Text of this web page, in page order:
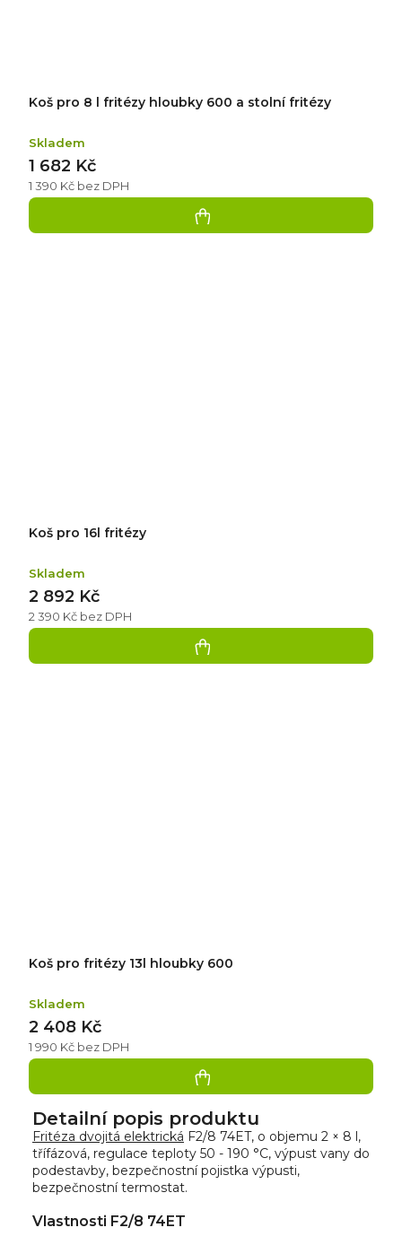
Koš pro 8 l fritézy hloubky 600 a stolní fritézy
Skladem
1 390 Kč bez DPH
1 682 Kč
Koš pro 16l fritézy
Skladem
2 390 Kč bez DPH
2 892 Kč
Koš pro fritézy 13l hloubky 600
Skladem
1 990 Kč bez DPH
2 408 Kč
Detailní popis produktu
Fritéza dvojitá elektrická F2/8 74ET, o objemu 2 × 8 l,
třífázová, regulace teploty 50 - 190 °C, výpust vany do
podestavby, bezpečnostní pojistka výpusti,
bezpečnostní termostat.
Vlastnosti F2/8 74ET